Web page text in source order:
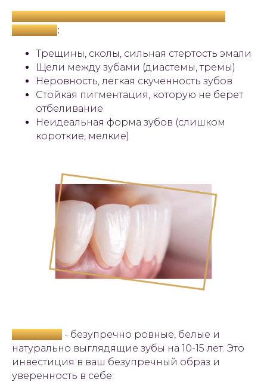
Виниры решают множество эстетических
проблем:
Трещины, сколы, сильная стертость эмали
Щели между зубами (диастемы, тремы)
Неровность, легкая скученность зубов
Стойкая пигментация, которую не берет
отбеливание
Неидеальная форма зубов (слишком
короткие, мелкие)
Результат - безупречно ровные, белые и
натурально выглядящие зубы на 10-15 лет. Это
инвестиция в ваш безупречный образ и
уверенность в себе